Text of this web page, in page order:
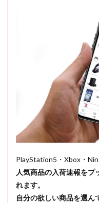
PlayStation5・Xbox・
人気商品の入荷速報をプ
れます。
自分の欲しい商品を選ん